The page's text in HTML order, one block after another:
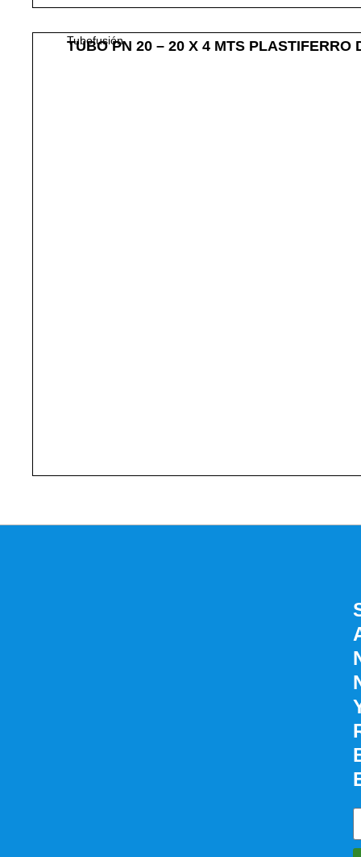
Tubofusión
TUBO PN 20 – 20 X 4 MTS PLASTIFERRO